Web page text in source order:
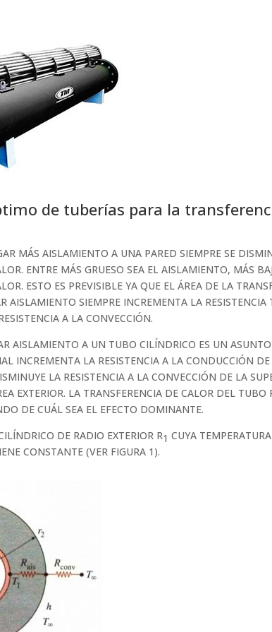
de tuberías para la
MÁS AISLAMIENTO A UNA PARED SIEMPRE SE
ENTRE MÁS GRUESO SEA EL AISLAMIENTO, MÁS
ESTO ES PREVISIBLE YA QUE EL ÁREA DE LA
AISLAMIENTO SIEMPRE INCREMENTA LA RESISTENCIA
A LA CONVECCIÓN.
AISLAMIENTO A UN TUBO CILÍNDRICO ES UN
INCREMENTA LA RESISTENCIA A LA CONDUCCIÓN
LA RESISTENCIA A LA CONVECCIÓN DE LA
EXTERIOR. LA TRANSFERENCIA DE CALOR DEL
DE CUÁL SEA EL EFECTO DOMINANTE.
DE RADIO EXTERIOR R1 CUYA
CONSTANTE (VER FIGURA 1).